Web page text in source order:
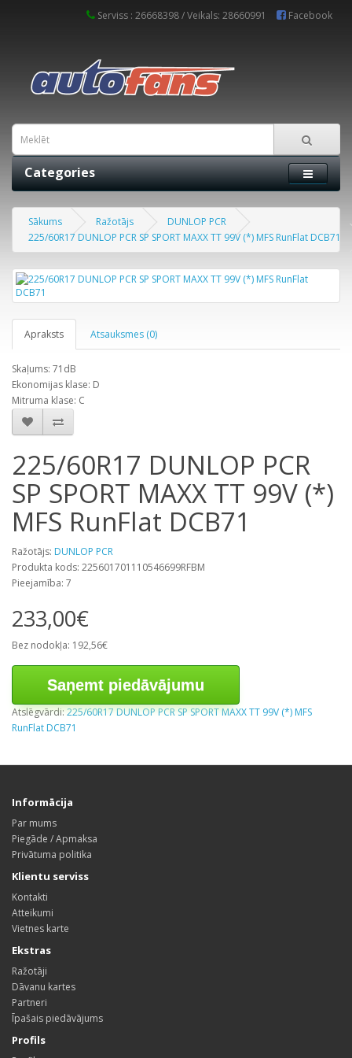
Serviss : 26668398 / Veikals: 28660991 Facebook
Categories
Sākums Ražotājs
DUNLOP PCR
225/60R17 DUNLOP PCR SP SPORT MAXX TT 99V (*) MFS RunFlat DCB71
Apraksts Atsauksmes (0)
Skaļums: 71dB
Ekonomijas klase: D
Mitruma klase: C
225/60R17 DUNLOP PCR
SP SPORT MAXX TT 99V (*)
MFS RunFlat DCB71
Ražotājs: DUNLOP PCR
Produkta kods: 225601701110546699RFBM
Pieejamība: 7
233,00€
Bez nodokļa: 192,56€
Saņemt piedāvājumu
Atslēgvārdi:225/60R17 DUNLOP PCR SP SPORT MAXX TT 99V (*) MFS
RunFlat DCB71
Informācija
Par mums
Piegāde / Apmaksa
Privātuma politika
Klientu serviss
Kontakti
Atteikumi
Vietnes karte
Ekstras
Ražotāji
Dāvanu kartes
Partneri
Īpašais piedāvājums
Profils